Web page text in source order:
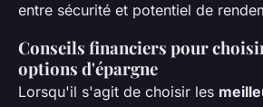
entre sécurité et potentiel de
Conseils financiers pour
options d'épargne
Lorsqu'il s'agit de choisir les